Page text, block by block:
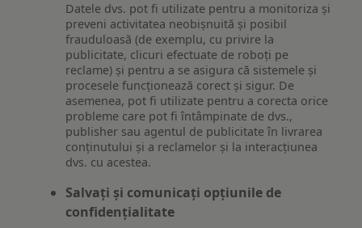
Datele dvs. pot fi utilizate pentru a monitoriza și
preveni activitatea neobișnuită și posibil
frauduloasă (de exemplu, cu privire la
publicitate, clicuri efectuate de roboți pe
reclame) și pentru a se asigura că sistemele și
procesele funcționează corect și sigur. De
asemenea, pot fi utilizate pentru a corecta orice
probleme care pot fi întâmpinate de dvs.,
publisher sau agentul de publicitate în livrarea
conținutului și a reclamelor și la interacțiunea
dvs. cu acestea.
Salvați și comunicați opțiunile de
confidențialitate